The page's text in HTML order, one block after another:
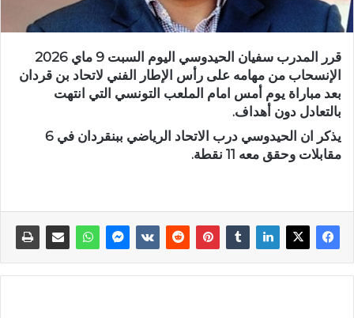
قرر المدرب سفيان الحيدوسي اليوم السبت 9 ماي 2026
الإنسحاب من مهامه على رأس الإطار الفني لاتحاد بن قردان
بعد مباراة يوم أمس امام الملعب التونسي التي انتهت
بالتعادل دون أهداف.
يذكر ان الحيدوسي درب الاتحاد الرياضي ببنقردان في 6
مقابلات وحقق معه 11 نقطة.